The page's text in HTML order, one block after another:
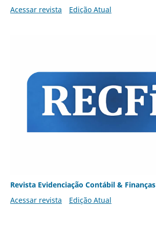
Acessar revista
Edição Atual
Revista Evidenciação Contábil & Finanças
Acessar revista
Edição Atual